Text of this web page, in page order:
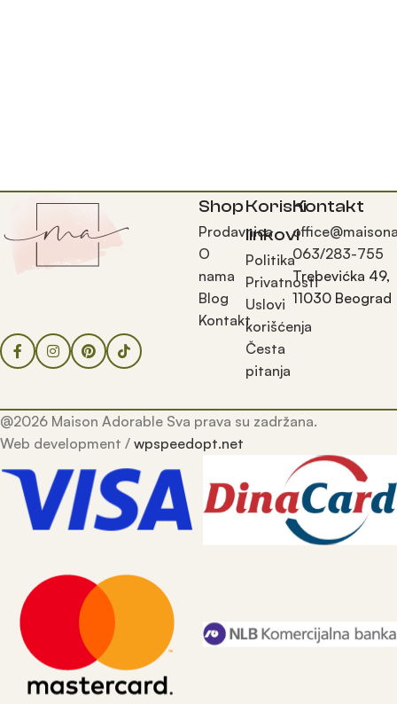
Shop
Prodavnica
O
nama
Blog
Kontakt
Korisni
linkovi
Politika
Privatnosti
Uslovi
korišćenja
Česta
pitanja
Kontakt
063/283-755
Trebevićka 49,
11030 Beograd
@2026 Maison Adorable Sva prava su zadržana.
Web development / wpspeedopt.net